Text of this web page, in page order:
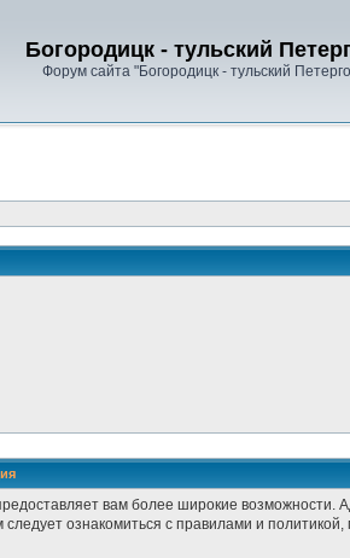
Богородицк - тульский
Форум сайта "Богородицк - тульский
вам более широкие
ознакомиться с правилами и